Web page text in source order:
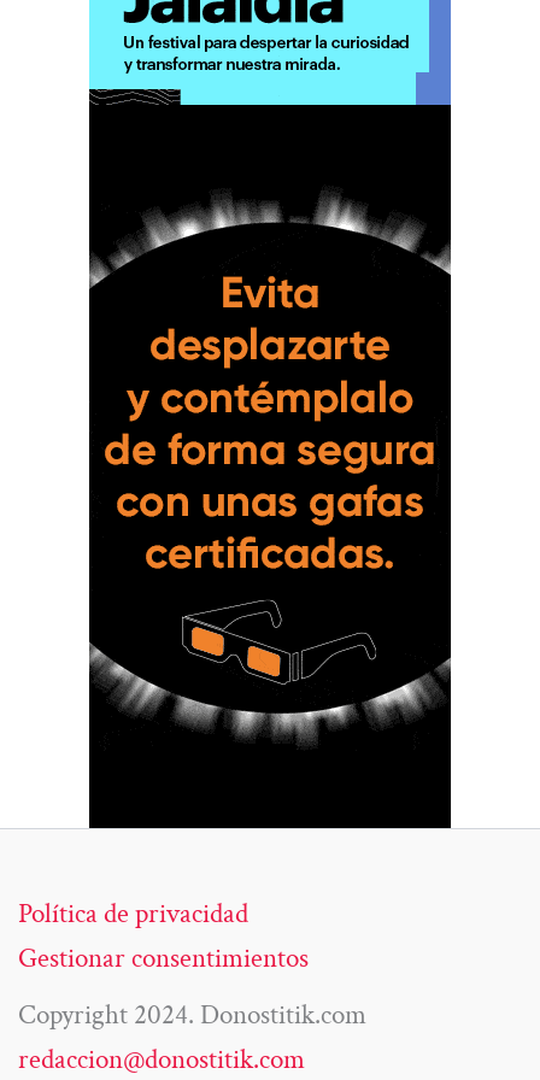
Política de privacidad
Gestionar consentimientos
Copyright 2024. Donostitik.com
redaccion@donostitik.com